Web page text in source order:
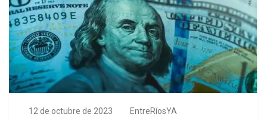
12 de octubre de 2023 EntreRíosYA